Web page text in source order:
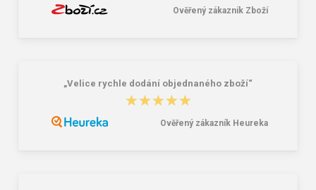
Ověřený zákazník Zboží
„Velice rychle dodání objednaného zboží“
★★★★★
★★★★★
Ověřený zákazník Heureka